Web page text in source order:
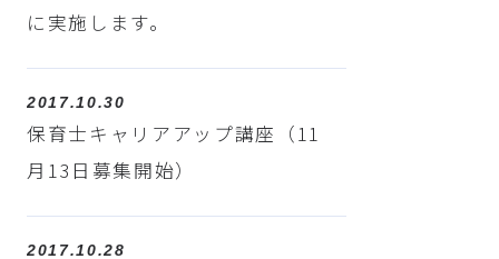
に実施します。
2017.10.30
保育士キャリアアップ講座（11
月13日募集開始）
2017.10.28